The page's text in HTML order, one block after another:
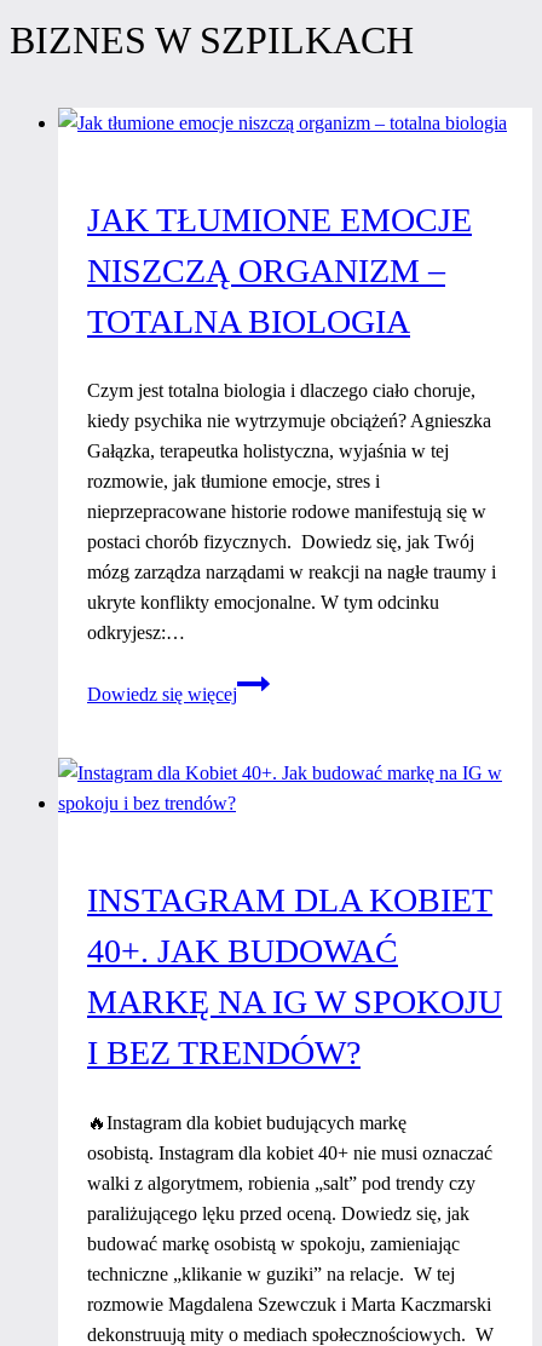
BIZNES W SZPILKACH
JAK TŁUMIONE EMOCJE
NISZCZĄ ORGANIZM –
TOTALNA BIOLOGIA
Czym jest totalna biologia i dlaczego ciało choruje,
kiedy psychika nie wytrzymuje obciążeń? Agnieszka
Gałązka, terapeutka holistyczna, wyjaśnia w tej
rozmowie, jak tłumione emocje, stres i
nieprzepracowane historie rodowe manifestują się w
postaci chorób fizycznych. Dowiedz się, jak Twój
mózg zarządza narządami w reakcji na nagłe traumy i
ukryte konflikty emocjonalne. W tym odcinku
odkryjesz:…
Dowiedz się więcej
Jak
niszczą
biologia
INSTAGRAM DLA KOBIET
40+. JAK BUDOWAĆ
MARKĘ NA IG W SPOKOJU
I BEZ TRENDÓW?
🔥Instagram dla kobiet budujących markę
osobistą. Instagram dla kobiet 40+ nie musi oznaczać
walki z algorytmem, robienia „salt” pod trendy czy
paraliżującego lęku przed oceną. Dowiedz się, jak
budować markę osobistą w spokoju, zamieniając
techniczne „klikanie w guziki” na relacje. W tej
rozmowie Magdalena Szewczuk i Marta Kaczmarski
dekonstruują mity o mediach społecznościowych. W